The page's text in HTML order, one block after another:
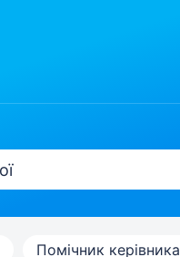
Помічник керівника